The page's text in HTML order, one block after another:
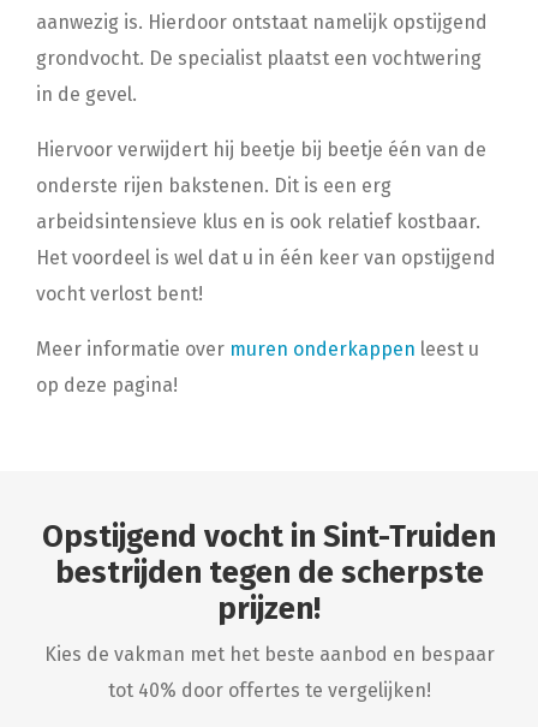
aanwezig is. Hierdoor ontstaat namelijk opstijgend
grondvocht. De specialist plaatst een vochtwering
in de gevel.
Hiervoor verwijdert hij beetje bij beetje één van de
onderste rijen bakstenen. Dit is een erg
arbeidsintensieve klus en is ook relatief kostbaar.
Het voordeel is wel dat u in één keer van opstijgend
vocht verlost bent!
Meer informatie over muren onderkappen leest u
op deze pagina!
Opstijgend vocht in Sint-Truiden
bestrijden tegen de scherpste
prijzen!
Kies de vakman met het beste aanbod en bespaar
tot 40% door offertes te vergelijken!